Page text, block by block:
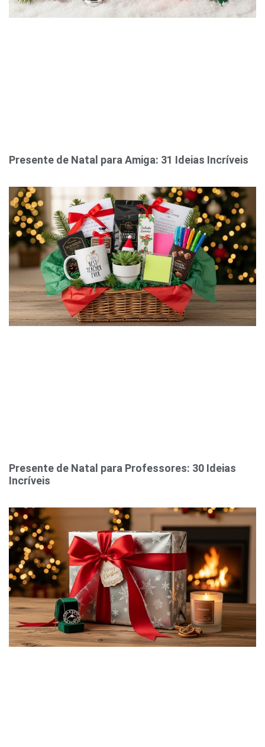
Presente de Natal para Amiga: 31 Ideias Incríveis
Presente de Natal para Professores: 30 Ideias
Incríveis